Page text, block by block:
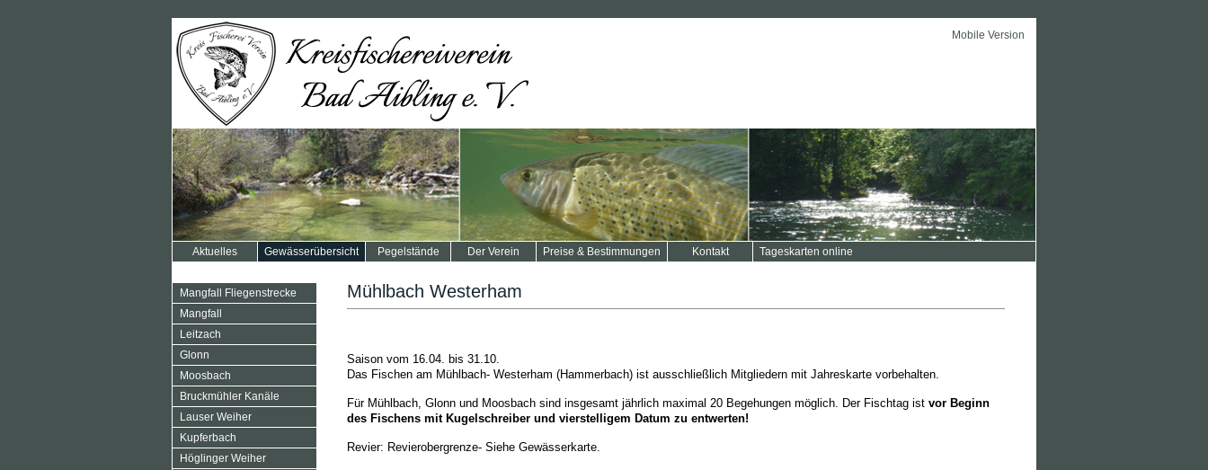
Mobile Version
Navigation
überspringen
Aktuelles Gewässerübersicht Pegelstände Der Verein Preise & Bestimmungen Kontakt Tageskarten online
Mühlbach Westerham
Saison vom 16.04. bis 31.10.
Das Fischen am Mühlbach- Westerham (Hammerbach) ist ausschließlich Mitgliedern mit Jahreskarte vorbehalten.
Für Mühlbach, Glonn und Moosbach sind insgesamt jährlich maximal 20 Begehungen möglich. Der Fischtag ist vor Beginn
des Fischens mit Kugelschreiber und vierstelligem Datum zu entwerten!
Revier: Revierobergrenze- Siehe Gewässerkarte.
Navigation
überspringen
Mangfall Fliegenstrecke
Mangfall
Leitzach
Glonn
Moosbach
Bruckmühler Kanäle
Lauser Weiher
Kupferbach
Höglinger Weiher